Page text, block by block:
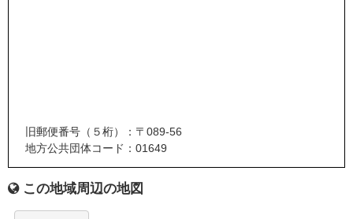
旧郵便番号（５桁）：〒089-56
地方公共団体コード：01649
この地域周辺の地図